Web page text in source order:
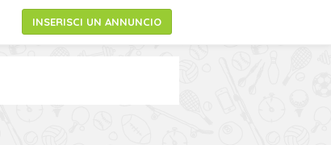
INSERISCI UN ANNUNCIO